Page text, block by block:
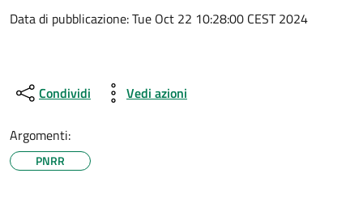
Data di pubblicazione: Tue Oct 22 10:28:00 CEST 2024
Condividi Vedi azioni
Argomenti:
PNRR